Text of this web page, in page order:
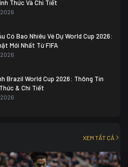
Thức Và Chi Tiết
Có Bao Nhiêu Vé Dự World Cup 2026:
Mới Nhất Từ FIFA
Brazil World Cup 2026: Thông Tin
& Chi Tiết
XEM TẤT CẢ